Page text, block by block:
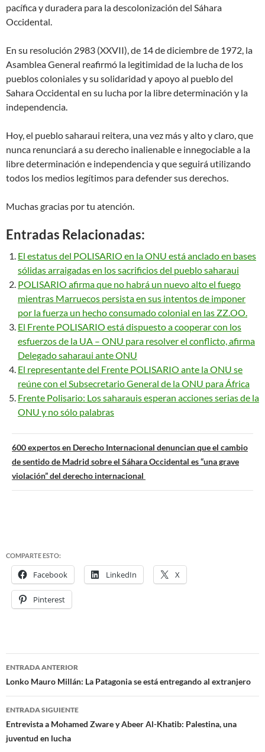
pacífica y duradera para la descolonización del Sáhara
Occidental.
En su resolución 2983 (XXVII), de 14 de diciembre de 1972, la
Asamblea General reafirmó la legitimidad de la lucha de los
pueblos coloniales y su solidaridad y apoyo al pueblo del
Sahara Occidental en su lucha por la libre determinación y la
independencia.
Hoy, el pueblo saharaui reitera, una vez más y alto y claro, que
nunca renunciará a su derecho inalienable e innegociable a la
libre determinación e independencia y que seguirá utilizando
todos los medios legítimos para defender sus derechos.
Muchas gracias por tu atención.
Entradas Relacionadas:
El estatus del POLISARIO en la ONU está anclado en bases
sólidas arraigadas en los sacrificios del pueblo saharaui
POLISARIO afirma que no habrá un nuevo alto el fuego
mientras Marruecos persista en sus intentos de imponer
por la fuerza un hecho consumado colonial en las ZZ.OO.
El Frente POLISARIO está dispuesto a cooperar con los
esfuerzos de la UA – ONU para resolver el conflicto, afirma
Delegado saharaui ante ONU
El representante del Frente POLISARIO ante la ONU se
reúne con el Subsecretario General de la ONU para África
Frente Polisario: Los saharauis esperan acciones serias de la
ONU y no sólo palabras
N
a
v
e
ó
n
d
e
e
r
a
d
a
s
600 expertos en Derecho Internacional denuncian que el cambio
de sentido de Madrid sobre el Sáhara Occidental es “una grave
violación” del derecho internacional
COMPARTE ESTO:
Facebook LinkedIn X
Pinterest
Navegación
de
entradas
ENTRADA ANTERIOR
Lonko Mauro Millán: La Patagonia se está entregando al extranjero
ENTRADA SIGUIENTE
Entrevista a Mohamed Zware y Abeer Al-Khatib: Palestina, una
juventud en lucha